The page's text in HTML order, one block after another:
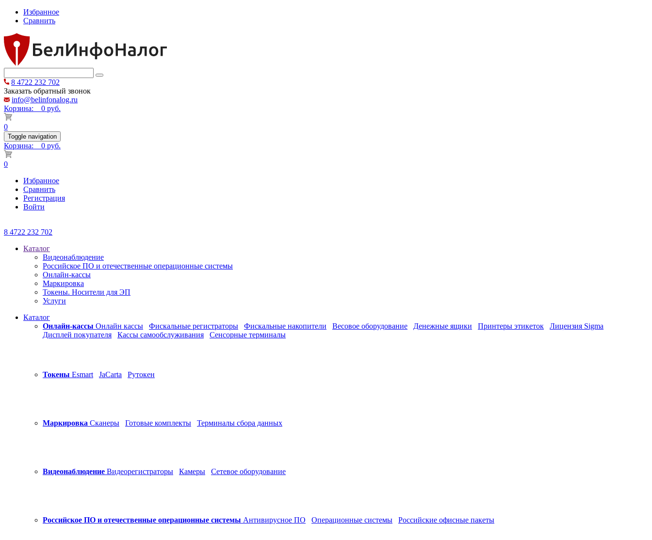
Избранное
Сравнить
8 4722 232 702
Заказать обратный звонок
info@belinfonalog.ru
Корзина:
0 руб.
0
Toggle navigation
Корзина: 0 руб.
0
Избранное
Сравнить
Регистрация
Войти
8 4722 232 702
Каталог
Видеонаблюдение
Российское ПО и отечественные операционные системы
Онлайн-кассы
Маркировка
Токены. Носители для ЭП
Услуги
Каталог
Онлайн-кассы Онлайн кассы Фискальные регистраторы Фискальные накопители Весовое оборудование Денежные ящики Принтеры этикеток
Лицензия Sigma
Дисплей покупателя
Кассы самообслуживания Сенсорные терминалы
Токены Esmart JaCarta Рутокен
Маркировка Сканеры Готовые комплекты Терминалы сбора данных
Видеонаблюдение Видеорегистраторы Камеры Сетевое оборудование
Российское ПО и отечественные операционные системы Антивирусное ПО Операционные системы Российские офисные пакеты